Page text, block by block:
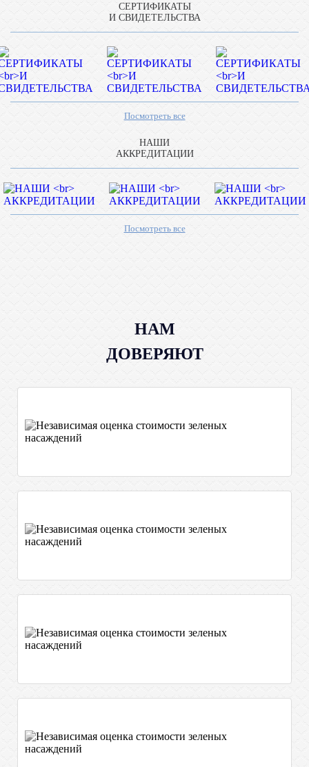
СЕРТИФИКАТЫ
И СВИДЕТЕЛЬСТВА
Посмотреть все
НАШИ
АККРЕДИТАЦИИ
Посмотреть все
НАМ
ДОВЕРЯЮТ